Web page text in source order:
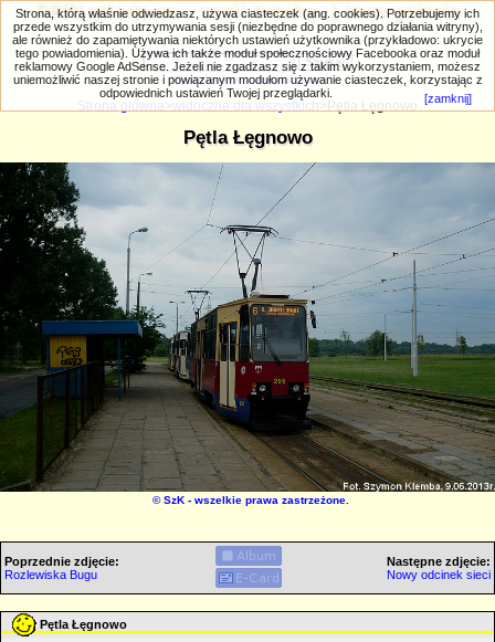
PRIV.gtlodz.eu - czyli trochę ;) inna galeria
Wyszukiwanie zaawansowane
Strona główna widoczne dla wszystkich >Pętla Łęgnowo
Pętla Łęgnowo
©SzK - wszelkie prawa zastrzeżone.
Poprzednie zdjęcie:
Rozlewiska Bugu
Następne zdjęcie:
Nowy odcinek sieci
Pętla Łęgnowo
Strona, którą właśnie odwiedzasz, używa ciasteczek (ang. cookies). Potrzebujemy ich
przede wszystkim do utrzymywania sesji (niezbędne do poprawnego działania witryny),
ale również do zapamiętywania niektórych ustawień użytkownika (przykładowo: ukrycie
tego powiadomienia). Używa ich także moduł społecznościowy Facebooka oraz moduł
reklamowy Google AdSense. Jeżeli nie zgadzasz się z takim wykorzystaniem, możesz
uniemożliwić naszej stronie i powiązanym modułom używanie ciasteczek, korzystając z
odpowiednich ustawień Twojej przeglądarki.
[zamknij]